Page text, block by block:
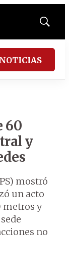
Mostrar
60
y
mostró
un acto
metros y
no